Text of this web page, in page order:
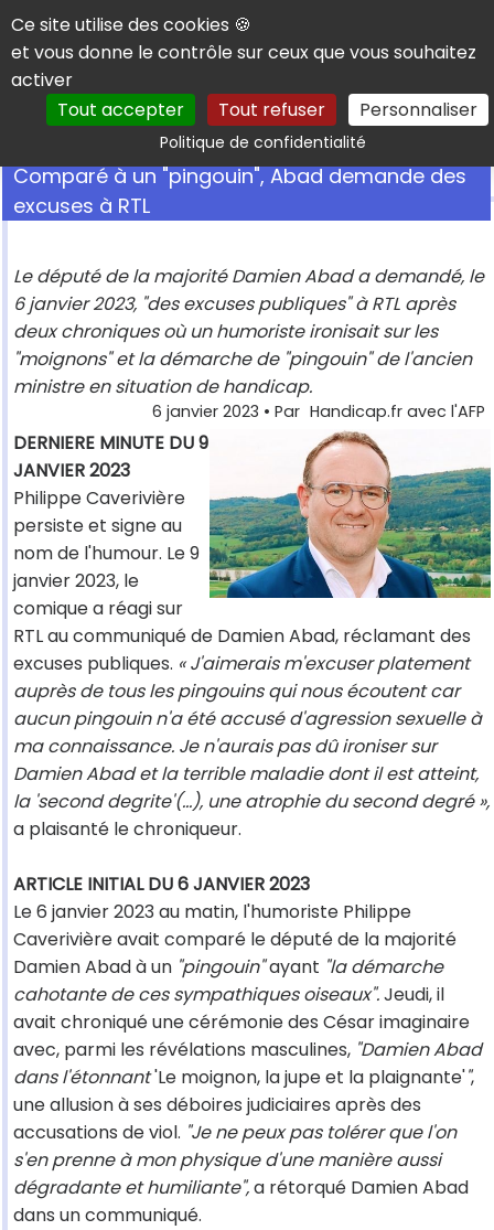
Panneau de gestion des cookies
Ce site utilise des cookies 🍪
et vous donne le contrôle sur ceux que vous souhaitez
activer
Tout accepter
Tout refuser Personnaliser
Politique de confidentialitéRechercher
Comparé à un "pingouin", Abad demande des
excuses à RTL
Le député de la majorité Damien Abad a demandé, le
6 janvier 2023, "des excuses publiques" à RTL après
deux chroniques où un humoriste ironisait sur les
"moignons" et la démarche de "pingouin" de l'ancien
ministre en situation de handicap.
6 janvier 2023 • Par Handicap.fr avec l'AFP
DERNIERE MINUTE DU 9
JANVIER 2023
Philippe Caverivière
persiste et signe au
nom de l'humour. Le 9
janvier 2023, le
comique a réagi sur
RTL au communiqué de Damien Abad, réclamant des
excuses publiques. « J'aimerais m'excuser platement
auprès de tous les pingouins qui nous écoutent car
aucun pingouin n'a été accusé d'agression sexuelle à
ma connaissance. Je n'aurais pas dû ironiser sur
Damien Abad et la terrible maladie dont il est atteint,
la 'second degrite'(...), une atrophie du second degré »,
a plaisanté le chroniqueur.
ARTICLE INITIAL DU 6 JANVIER 2023
Le 6 janvier 2023 au matin, l'humoriste Philippe
Caverivière avait comparé le député de la majorité
Damien Abad à un "pingouin"ayant "la démarche
cahotante de ces sympathiques oiseaux".Jeudi, il
avait chroniqué une cérémonie des César imaginaire
avec, parmi les révélations masculines, "Damien Abad
dans l'étonnant'Le moignon, la jupe et la plaignante'",
une allusion à ses déboires judiciaires après des
accusations de viol. "Je ne peux pas tolérer que l'on
s'en prenne à mon physique d'une manière aussi
dégradante et humiliante",a rétorqué Damien Abad
dans un communiqué.